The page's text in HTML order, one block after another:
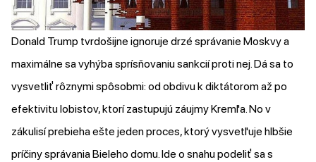
Donald Trump tvrdošijne ignoruje drzé správanie Moskvy a
maximálne sa vyhýba sprísňovaniu sankcií proti nej. Dá sa to
vysvetliť rôznymi spôsobmi: od obdivu k diktátorom až po
efektivitu lobistov, ktorí zastupujú záujmy Kremľa. No v
zákulisí prebieha ešte jeden proces, ktorý vysvetľuje hlbšie
príčiny správania Bieleho domu. Ide o snahu podeliť sa s